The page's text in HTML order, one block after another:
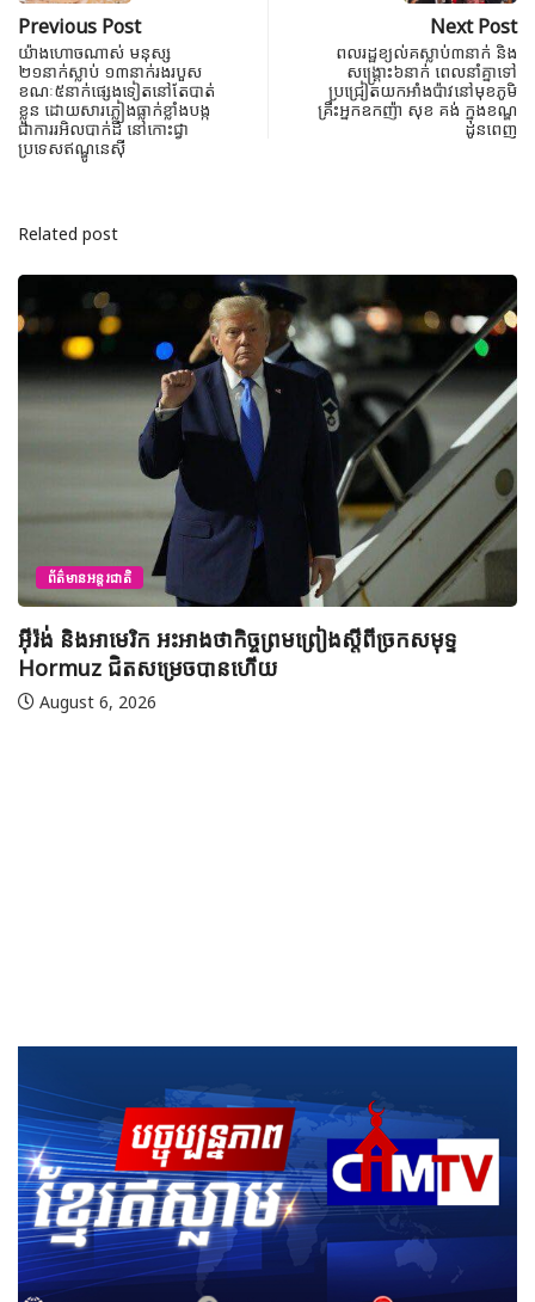
Previous Post
យ៉ាងហោចណាស់ មនុស្ស
២១នាក់ស្លាប់ ១៣នាក់រងរបួស
ខណៈ៥នាក់ផ្សេងទៀតនៅតែបាត់
ខ្លួន ដោយសារភ្លៀងធ្លាក់ខ្លាំងបង្ក
ជាការរអិលបាក់ដី នៅកោះជ្វា
ប្រទេសឥណ្ឌូនេស៊ី
Next Post
ពលរដ្ឋខ្យល់គស្លាប់៣នាក់ និង
សង្គ្រោះ៦នាក់ ពេលនាំគ្នាទៅ
ប្រជ្រៀតយកអាំងប៉ាវនៅមុខភូមិ
គ្រឹះអ្នកឧកញ៉ា សុខ គង់ ក្នុងខណ្ឌ
ដូនពេញ
Related post
ព័ត៌មានជាតិ
យុវសិស្សកម្ពុជា២រូបចូលរួមប្រឡងទន្ទេញគម្ពីរអាល់គូរអានចាំ
មាត់លំដាប់ពិភពលោក លើកទី៤៦ នៅទីក្រុងម៉ាក់កះ ប្រទេស
អារ៉ាប៊ីសាអូឌីត
August 7, 2026